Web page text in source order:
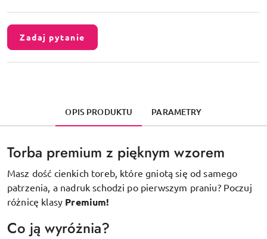
Zadaj pytanie
OPIS PRODUKTU PARAMETRY
Torba premium z pięknym wzorem
Masz dość cienkich toreb, które gniotą się od samego
patrzenia, a nadruk schodzi po pierwszym praniu? Poczuj
różnicę klasy Premium!
Co ją wyróżnia?